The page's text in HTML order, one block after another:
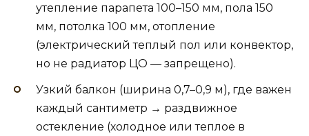
утепление парапета 100–150 мм, пола 150
мм, потолка 100 мм, отопление
(электрический теплый пол или конвектор,
но не радиатор ЦО — запрещено).
Узкий балкон (ширина 0,7–0,9 м), где важен
каждый сантиметр → раздвижное
остекление (холодное или теплое в